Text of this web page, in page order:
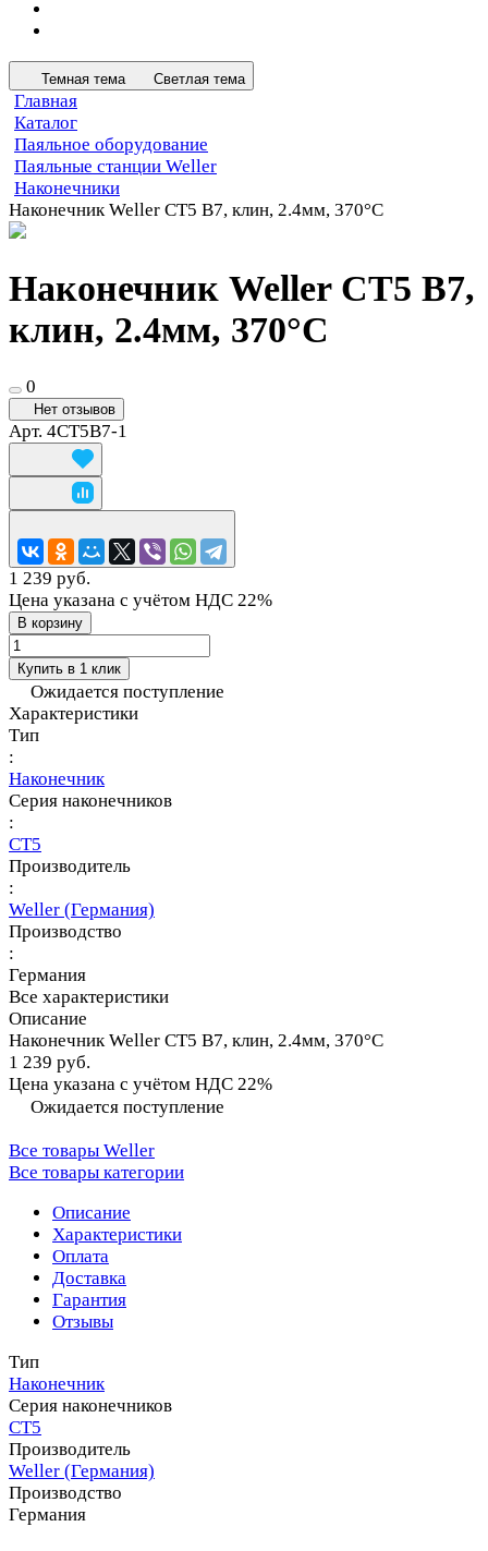
Темная тема Светлая тема
Главная
Каталог
Паяльное оборудование
Паяльные станции Weller
Наконечники
Наконечник Weller CT5 B7, клин, 2.4мм, 370°C
Наконечник Weller CT5 B7,
клин, 2.4мм, 370°C
0
Нет отзывов
Арт. 4CT5B7-1
1 239 руб.
Цена указана с учётом НДС 22%
В корзину
Купить в 1 клик
Ожидается поступление
Характеристики
Тип
:
Наконечник
Серия наконечников
:
CT5
Производитель
:
Weller (Германия)
Производство
:
Германия
Все характеристики
Описание
Наконечник Weller CT5 B7, клин, 2.4мм, 370°C
1 239 руб.
Цена указана с учётом НДС 22%
Ожидается поступление
Все товары Weller
Все товары категории
Описание
Характеристики
Оплата
Доставка
Гарантия
Отзывы
Тип
Наконечник
Серия наконечников
CT5
Производитель
Weller (Германия)
Производство
Германия